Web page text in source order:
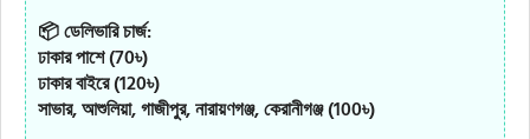
📦 ডেলিভারি চার্জ:
ঢাকার পাশে (70৳)
ঢাকার বাইরে (120৳)
সাভার, আশুলিয়া, গাজীপুর, নারায়ণগঞ্জ, কেরানীগঞ্জ (100৳)